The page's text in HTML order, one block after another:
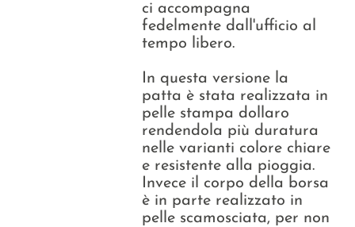
ci accompagna
fedelmente dall'ufficio al
tempo libero.
In questa versione la
patta è stata realizzata in
pelle stampa dollaro
rendendola più duratura
nelle varianti colore chiare
e resistente alla pioggia.
Invece il corpo della borsa
è in parte realizzato in
pelle scamosciata, per non